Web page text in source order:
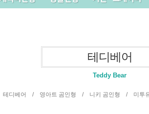
테디베어
Teddy Bear
테디베어 / 영아트 곰인형 / 니키 곰인형 / 미투